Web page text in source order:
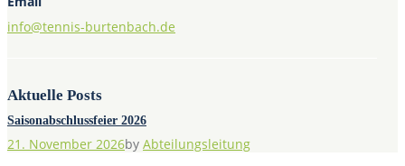
info@tennis-burtenbach.de
Aktuelle Posts
Saisonabschlussfeier 2026
21. November 2026by Abteilungsleitung